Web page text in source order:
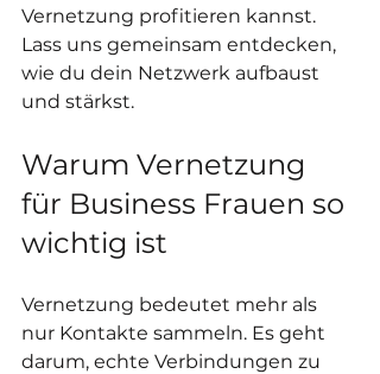
Vernetzung profitieren kannst.
Lass uns gemeinsam entdecken,
wie du dein Netzwerk aufbaust
und stärkst.
Warum Vernetzung
für Business Frauen so
wichtig ist
Vernetzung bedeutet mehr als
nur Kontakte sammeln. Es geht
darum, echte Verbindungen zu